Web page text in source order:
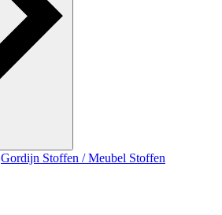
Gordijn Stoffen / Meubel Stoffen